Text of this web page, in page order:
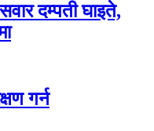
दम्पती घाइते,
गर्न